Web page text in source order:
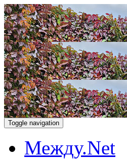
Toggle navigation
Между.Net